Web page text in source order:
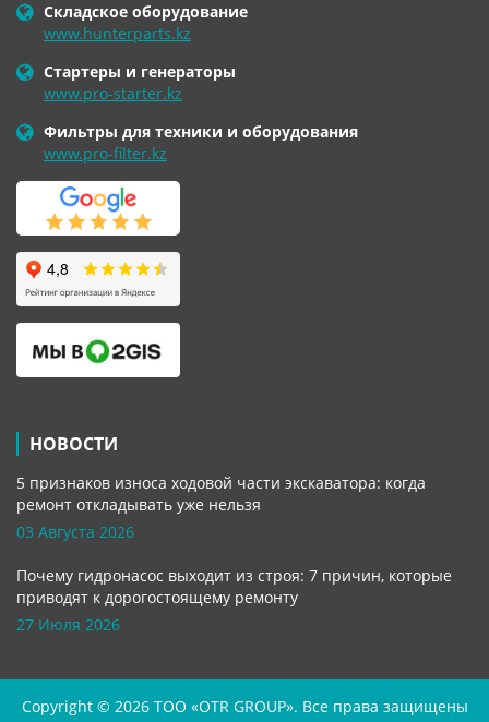
Складское оборудование
www.hunterparts.kz
Стартеры и генераторы
www.pro-starter.kz
Фильтры для техники и оборудования
www.pro-filter.kz
НОВОСТИ
5 признаков износа ходовой части экскаватора: когда
ремонт откладывать уже нельзя
03 Августа 2026
Почему гидронасос выходит из строя: 7 причин, которые
приводят к дорогостоящему ремонту
27 Июля 2026
Copyright © 2026 TOO «OTR GROUP». Все права защищены